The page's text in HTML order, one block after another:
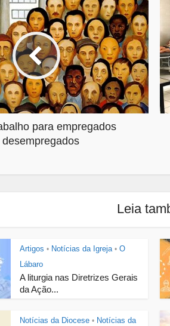
para empregados
desempregados
Leia
Artigos • Notícias da Igreja • O
Lábaro
A liturgia nas Diretrizes Gerais
da Ação...
Notícias da Diocese • Notícias da